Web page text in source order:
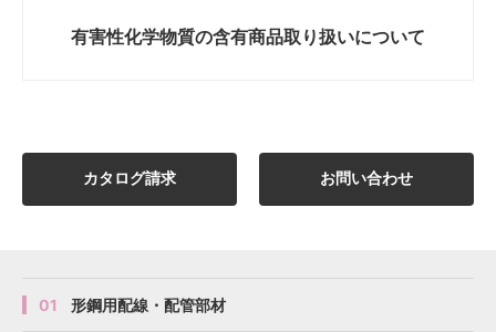
有害性化学物質の含有商品取り扱いについて
カタログ請求 お問い合わせ
01 形鋼用配線・配管部材